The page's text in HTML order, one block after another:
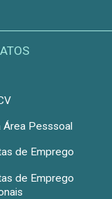
Área Pesssoal
de Emprego
de Emprego